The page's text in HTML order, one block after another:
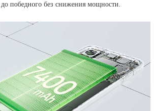
до победного без снижения мощности.